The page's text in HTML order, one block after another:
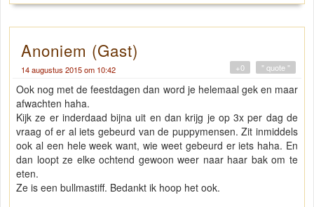
Anoniem (Gast)
14 augustus 2015 om 10:42 " quote "
+0
Ook nog met de feestdagen dan word je helemaal gek en maar
afwachten haha.
Kijk ze er inderdaad bijna uit en dan krijg je op 3x per dag de
vraag of er al iets gebeurd van de puppymensen. Zit inmiddels
ook al een hele week want, wie weet gebeurd er iets haha. En
dan loopt ze elke ochtend gewoon weer naar haar bak om te
eten.
Ze is een bullmastiff. Bedankt ik hoop het ook.